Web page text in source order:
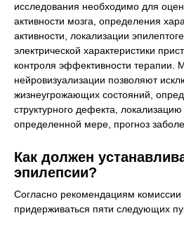
исследования необходимо для
активности мозга, определения
активности, локализации
электрической характеристики
контроля эффективности терапии.
нейровизуализации позволяют
жизнеугрожающих состояний,
структурного дефекта,
определенной мере, прогноз
Как должен
эпилепсии?
Согласно рекомендациям комиссии
придерживаться пяти следующих